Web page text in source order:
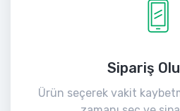
Sipariş
Ürün seçerek vakit